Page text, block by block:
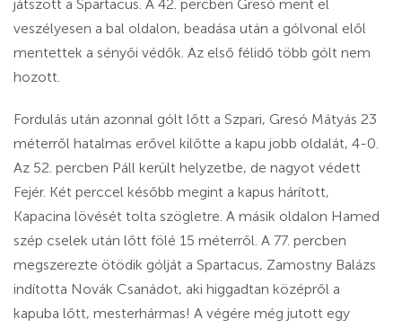
játszott a Spartacus. A 42. percben Gresó ment el
veszélyesen a bal oldalon, beadása után a gólvonal elől
mentettek a sényői védők. Az első félidő több gólt nem
hozott.
Fordulás után azonnal gólt lőtt a Szpari, Gresó Mátyás 23
méterről hatalmas erővel kilőtte a kapu jobb oldalát, 4-0.
Az 52. percben Páll került helyzetbe, de nagyot védett
Fejér. Két perccel később megint a kapus hárított,
Kapacina lövését tolta szögletre. A másik oldalon Hamed
szép cselek után lőtt fölé 15 méterről. A 77. percben
megszerezte ötödik gólját a Spartacus, Zamostny Balázs
indította Novák Csanádot, aki higgadtan középről a
kapuba lőtt, mesterhármas! A végére még jutott egy